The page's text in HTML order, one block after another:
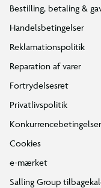
Bestilling, betaling &
Handelsbetingelser
Reklamationspolitik
Reparation af varer
Fortrydelsesret
Privatlivspolitik
Konkurrencebetingelser
Cookies
e-mærket
Salling Group